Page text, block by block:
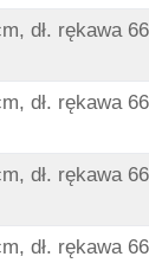
dł. rękawa
dł. rękawa
dł. rękawa
dł. rękawa